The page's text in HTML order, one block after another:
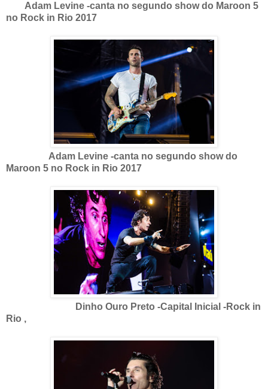
Adam Levine -canta no segundo show do Maroon 5
no Rock in Rio 2017
Adam Levine -canta no segundo show do
Maroon 5 no Rock in Rio 2017
Dinho Ouro Preto -Capital Inicial -Rock in
Rio ,